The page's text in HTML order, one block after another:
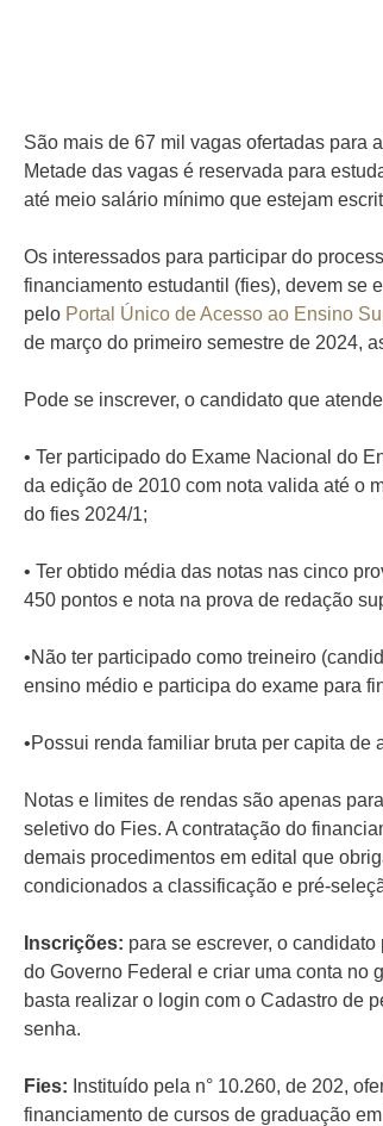
São mais de 67 mil vagas ofertadas para
Metade das vagas é reservada para
até meio salário mínimo que estejam
Os interessados para participar do
financiamento estudantil (fies), devem se
pelo Portal Único de Acesso ao Ensino
de março do primeiro semestre de 2024,
Pode se inscrever, o candidato que
• Ter participado do Exame Nacional do
da edição de 2010 com nota valida até o
do fies 2024/1;
• Ter obtido média das notas nas cinco
450 pontos e nota na prova de redação
•Não ter participado como treineiro
ensino médio e participa do exame para
•Possui renda familiar bruta per capita de
Notas e limites de rendas são apenas
seletivo do Fies. A contratação do
demais procedimentos em edital que
condicionados a classificação e pré-
Inscrições: para se escrever, o
do Governo Federal e criar uma conta no
basta realizar o login com o Cadastro de
senha.
Fies: Instituído pela n° 10.260, de 202,
financiamento de cursos de graduação